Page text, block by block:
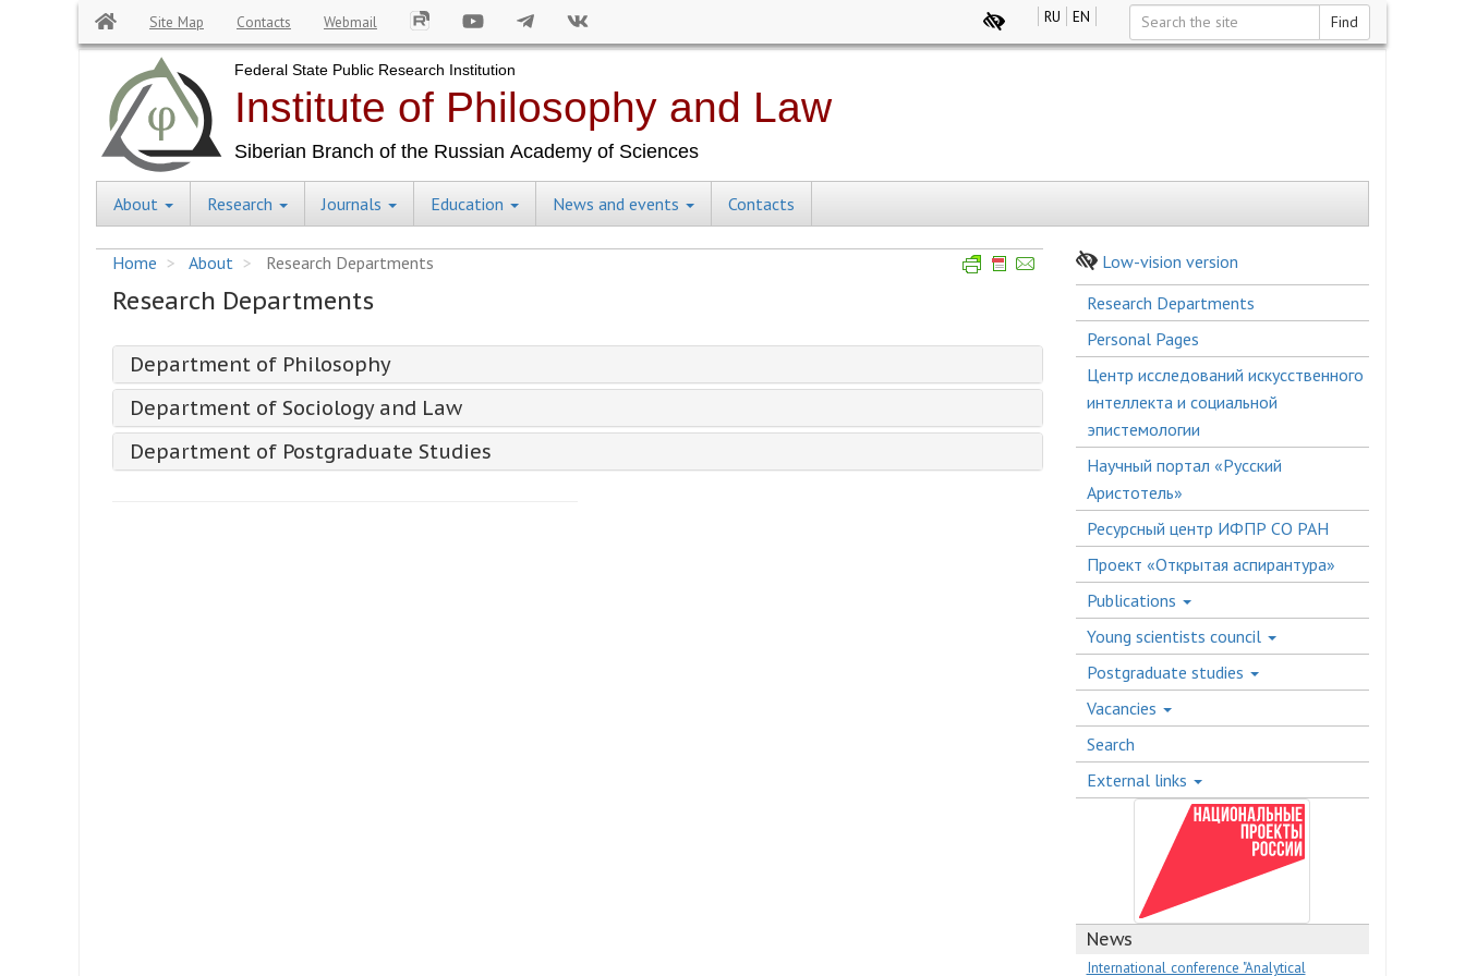
Site Map Contacts Webmail RU EN Find
Central
About Research Journals Education News and events Contacts
Home About Research Departments
Research Departments
Department of Philosophy
Department of Sociology and Law
Department of Postgraduate Studies
Low-vision version
Боковое
меню
Research Departments
Personal Pages
Центр исследований искусственного
интеллекта и социальной
эпистемологии
Научный портал «Русский
Аристотель»
Ресурсный центр ИФПР СО РАН
Проект «Открытая аспирантура»
Publications
Young scientists council
Postgraduate studies
Vacancies
Search
External links
News
International conference "Analytical